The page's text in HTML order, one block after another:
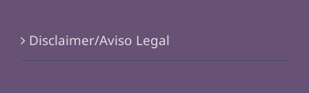
Disclaimer/Aviso Legal